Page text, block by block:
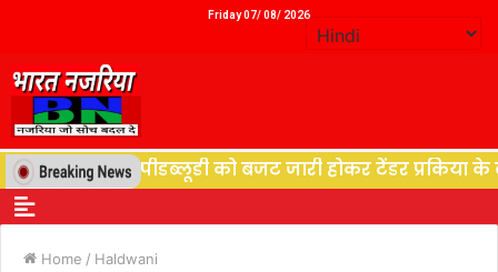
Friday 07/ 08/ 2026
विभाग पीडब्लूडी को बजट जारी होकर टेंडर प्रकिया के
Home / Haldwani